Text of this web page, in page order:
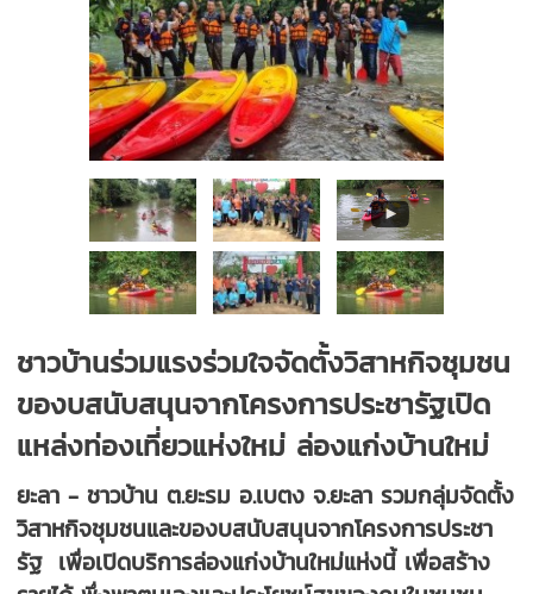
ชาวบ้านร่วมแรงร่วมใจจัดตั้งวิสาหกิจชุมชน
ของบสนับสนุนจากโครงการประชารัฐเปิด
แหล่งท่องเที่ยวแห่งใหม่ ล่องแก่งบ้านใหม่
ยะลา - ชาวบ้าน ต.ยะรม อ.เบตง จ.ยะลา รวมกลุ่มจัดตั้ง
วิสาหกิจชุมชนและของบสนับสนุนจากโครงการประชา
รัฐ เพื่อเปิดบริการล่องแก่งบ้านใหม่แห่งนี้ เพื่อสร้าง